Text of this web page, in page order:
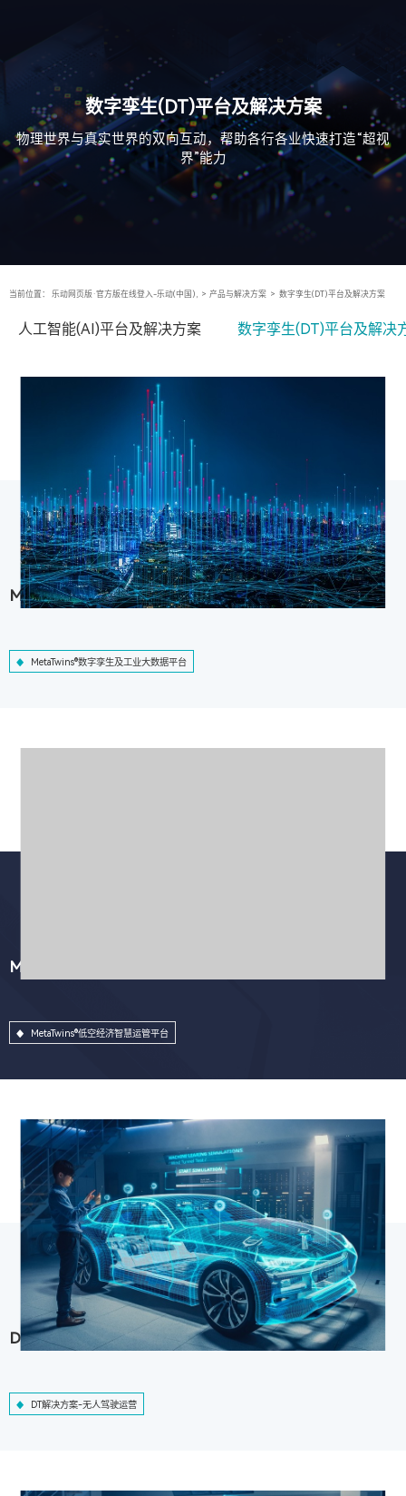
数字孪生(DT)平台及解决方案
物理世界与真实世界的双向互动，帮助各行各业快速打造“超视
界”能力
当前位置： 乐动网页版·官方版在线登入-乐动(中国), > 产品与解决方案 > 数字孪生(DT)平台及解决方案
人工智能(AI)平台及解决方案 数字孪生(DT)平台及解决
MetaTwins®数字孪生及工业大数据平台
MetaTwins®数字孪生及工业大数据平台
MetaTwins®低空经济智慧运管平台
MetaTwins®低空经济智慧运管平台
DT解决方案-无人驾驶运营
DT解决方案-无人驾驶运营